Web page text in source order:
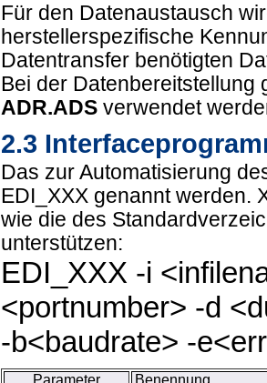
Für den Datenaustausch
herstellerspezifische
Datentransfer benötigten
Bei der Datenbereitstellung
ADR.ADS verwendet
2.3
Das zur Automatisierung
EDI_XXX genannt werden.
wie die des
unterstützen:
EDI_XXX -i
<portnumber> -d
-b<baudrate> -
Parameter
Benennung